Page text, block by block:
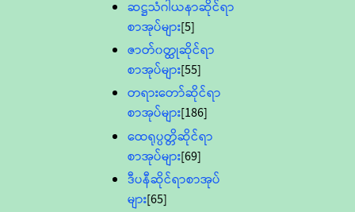
ဆဋ္ဌသံဂါယနာဆိုင်ရာ
စာအုပ်များ[5]
ဇာတ်၀တ္ထုဆိုင်ရာ
စာအုပ်များ[55]
တရားတော်ဆိုင်ရာ
စာအုပ်များ[186]
ထေရုပ္ပတ္တိဆိုင်ရာ
စာအုပ်များ[69]
ဒီပနီဆိုင်ရာစာအုပ်
များ[65]